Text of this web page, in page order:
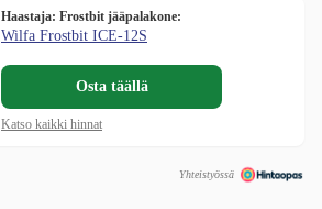
Haastaja: Frostbit jääpalakone:
Wilfa Frostbit ICE-12S
Osta täällä
Katso kaikki hinnat
Yhteistyössä